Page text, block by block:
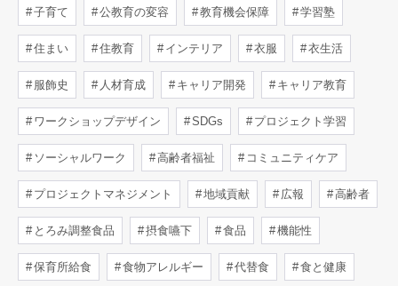
子育て 公教育の変容 教育機会保障 学習塾
住まい 住教育 インテリア 衣服 衣生活
服飾史 人材育成 キャリア開発 キャリア教育
ワークショップデザイン SDGs プロジェクト学習
ソーシャルワーク 高齢者福祉 コミュニティケア
プロジェクトマネジメント 地域貢献 広報 高齢者
とろみ調整食品 摂食嚥下 食品 機能性
保育所給食 食物アレルギー 代替食 食と健康